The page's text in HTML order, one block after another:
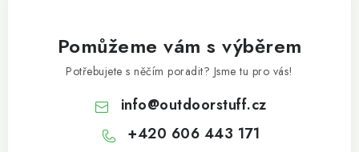
Pomůžeme vám s výběrem
Potřebujete s něčím poradit? Jsme tu pro vás!
info@outdoorstuff.cz
+420 606 443 171